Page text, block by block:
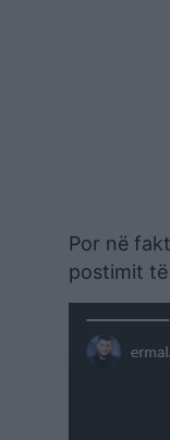
Por në
postimit të